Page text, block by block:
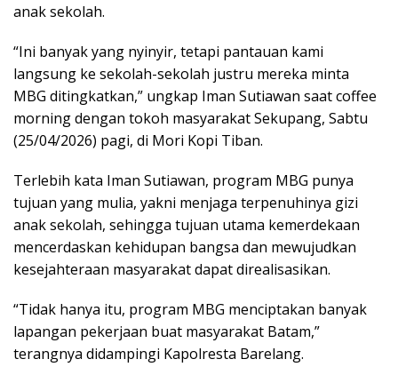
anak sekolah.
“Ini banyak yang nyinyir, tetapi pantauan kami
langsung ke sekolah-sekolah justru mereka minta
MBG ditingkatkan,” ungkap Iman Sutiawan saat coffee
morning dengan tokoh masyarakat Sekupang, Sabtu
(25/04/2026) pagi, di Mori Kopi Tiban.
Terlebih kata Iman Sutiawan, program MBG punya
tujuan yang mulia, yakni menjaga terpenuhinya gizi
anak sekolah, sehingga tujuan utama kemerdekaan
mencerdaskan kehidupan bangsa dan mewujudkan
kesejahteraan masyarakat dapat direalisasikan.
“Tidak hanya itu, program MBG menciptakan banyak
lapangan pekerjaan buat masyarakat Batam,”
terangnya didampingi Kapolresta Barelang.